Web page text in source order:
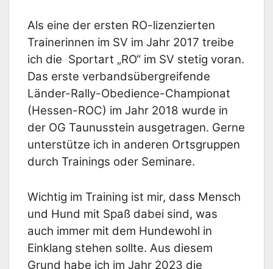
Als eine der ersten RO-lizenzierten
Trainerinnen im SV im Jahr 2017 treibe
ich die Sportart „RO“ im SV stetig voran.
Das erste verbandsübergreifende
Länder-Rally-Obedience-Championat
(Hessen-ROC) im Jahr 2018 wurde in
der OG Taunusstein ausgetragen. Gerne
unterstütze ich in anderen Ortsgruppen
durch Trainings oder Seminare.
Wichtig im Training ist mir, dass Mensch
und Hund mit Spaß dabei sind, was
auch immer mit dem Hundewohl in
Einklang stehen sollte. Aus diesem
Grund habe ich im Jahr 2023 die